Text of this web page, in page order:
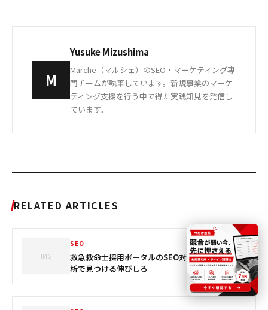
M
Yusuke Mizushima
Marche（マルシェ）のSEO・マーケティング専
門チームが執筆しています。新規事業のマーケ
ティング支援を行う中で得た実践知見を発信し
ています。
RELATED ARTICLES
IMG
SEO
救急救命士採用ポータルのSEO対策｜実データ分
析で見つける伸びしろ